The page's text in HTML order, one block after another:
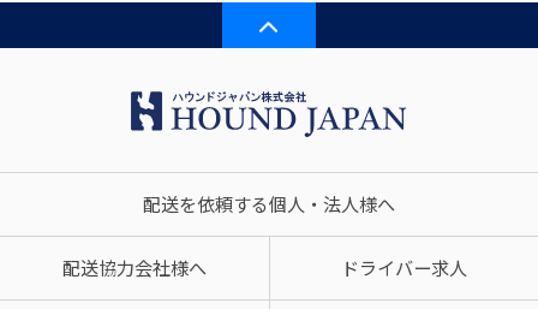
配送を依頼する個人・法人様へ
配送協力会社様へ ドライバー求人